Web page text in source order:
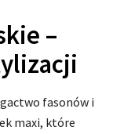
–
fasonów i
maxi, które